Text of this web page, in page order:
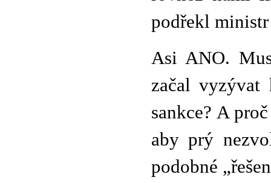
podřekl ministr
Asi ANO.
začal vyzývat
sankce? A
aby prý
podobné